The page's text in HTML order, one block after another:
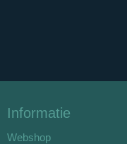
Informatie
Webshop